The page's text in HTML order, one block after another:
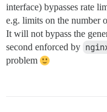
interface) bypasses rate
e.g. limits on the number
It will not bypass the
second enforced by
problem